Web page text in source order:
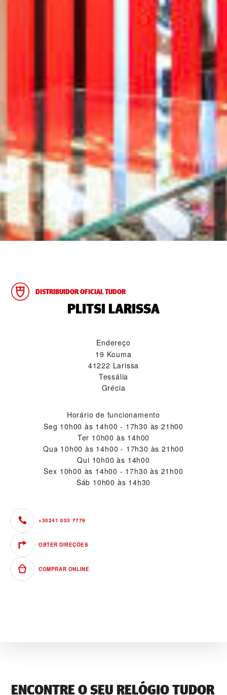
DISTRIBUIDOR OFICIAL TUDOR
‭PLITSI LARISSA‬
Endereço
19 Kouma
41222 Larissa
Tessália
Grécia
Horário de funcionamento
Seg 10h00 às 14h00 - 17h30 às 21h00
Ter 10h00 às 14h00
Qua 10h00 às 14h00 - 17h30 às 21h00
Qui 10h00 às 14h00
Sex 10h00 às 14h00 - 17h30 às 21h00
Sáb 10h00 às 14h30
+30241 053 7779
OBTER DIREÇÕES
COMPRAR ONLINE
ENCONTRE O SEU RELÓGIO TUDOR